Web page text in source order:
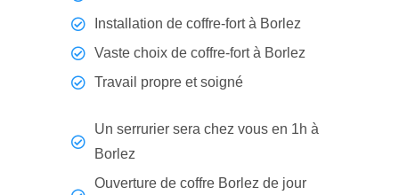
Installation de coffre-fort à Borlez
Vaste choix de coffre-fort à Borlez
Travail propre et soigné
Un serrurier sera chez vous en 1h à
Borlez
Ouverture de coffre Borlez de jour